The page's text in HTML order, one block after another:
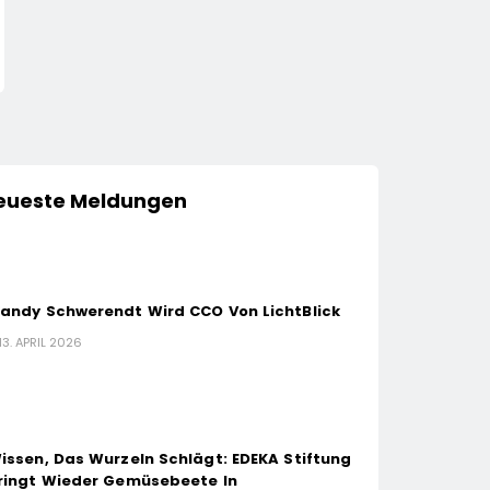
Meldungen
Schwerendt Wird CCO Von LichtBlick
APRIL 2026
Das Wurzeln Schlägt: EDEKA Stiftung
Wieder Gemüsebeete In